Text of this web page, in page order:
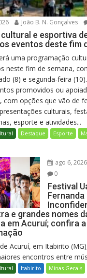
João B. N. Gonçalves
e esportiva
eventos deste fim
uma programação
neste fim de semana,
(8) e segunda-feira
promovidos ou
com opções que vão de
culturais,
esporte e atividades...
Destaque Esporte
ago 6, 2026
0
Festival
Fernanda
e grandes nomes
em Acuruí; confira a
Acuruí, em Itabirito
encontros entre
Itabirito Minas Gerais